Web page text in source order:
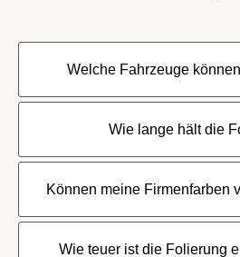
Welche Fahrzeuge
Wie lange hält die
Können meine Firmenfarben
Wie teuer ist die Folierung